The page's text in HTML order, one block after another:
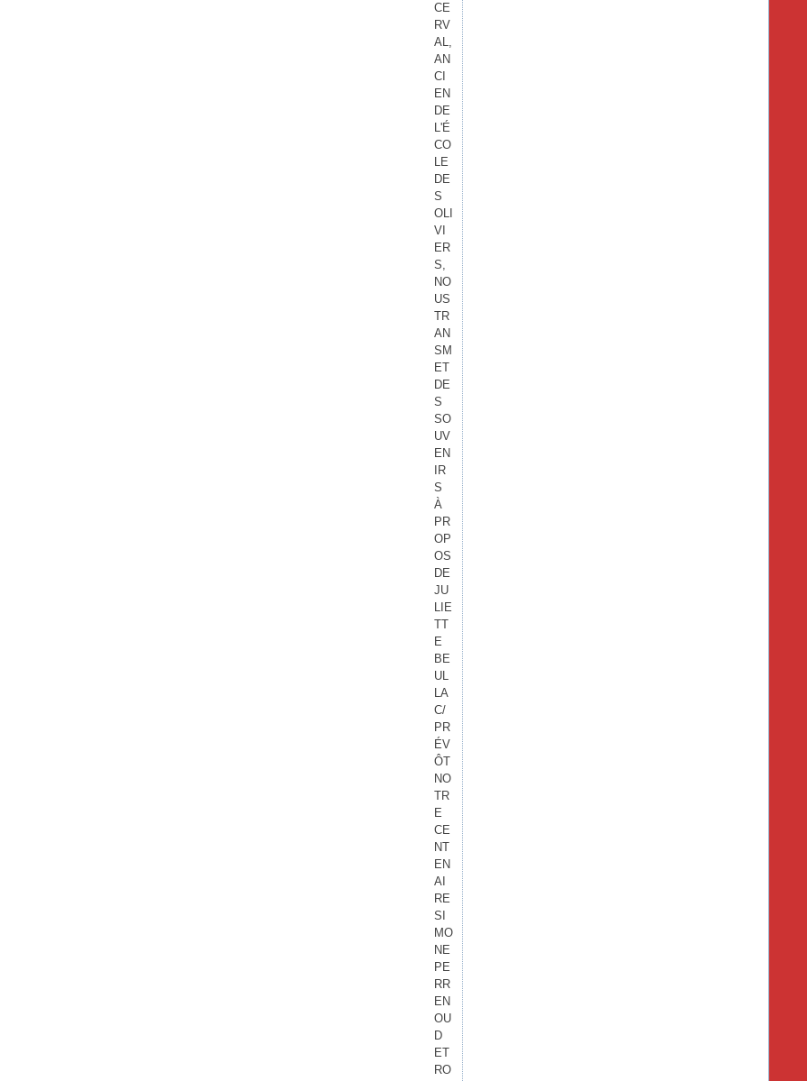
CE
RV
AL,
AN
CI
EN
DE
L'É
CO
LE
DE
S
OLI
VI
ER
S,
NO
US
TR
AN
SM
ET
DE
S
SO
UV
EN
IR
S
À
PR
OP
OS
DE
JU
LIE
TT
E
BE
UL
LA
C/
PR
ÉV
ÔT
NO
TR
E
CE
NT
EN
AI
RE
SI
MO
NE
PE
RR
EN
OU
D
ET
RO